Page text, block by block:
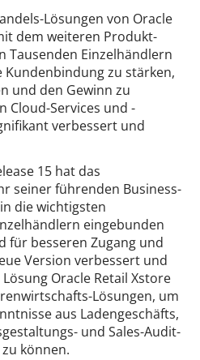
Lösungen von Oracle
dem weiteren Produkt-
Tausenden Einzelhändlern
zu stärken,
und den Gewinn zu
Cloud-Services und -
verbessert und
15 hat das
seiner führenden Business-
die wichtigsten
eingebunden
für besseren Zugang und
Version verbessert und
Oracle Retail Xstore
Lösungen, um
aus Ladengeschäfts,
und Sales-Audit-
können.